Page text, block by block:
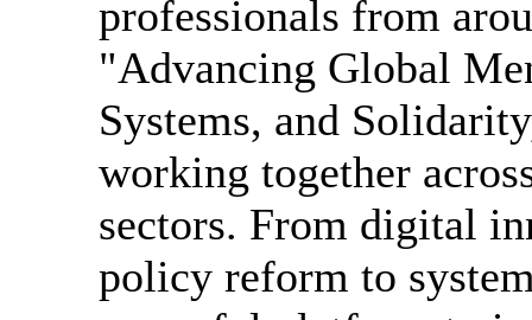
professionals from
"Advancing Global
Systems, and
working together
sectors. From digital
policy reform to